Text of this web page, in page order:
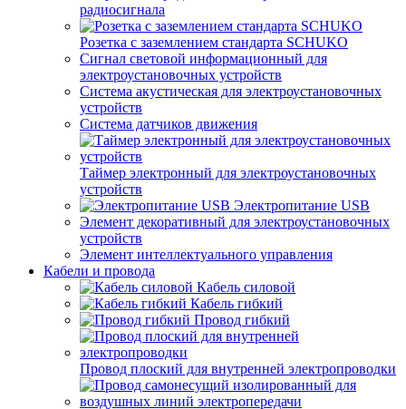
радиосигнала
Розетка с заземлением стандарта SCHUKO
Сигнал световой информационный для
электроустановочных устройств
Система акустическая для электроустановочных
устройств
Система датчиков движения
Таймер электронный для электроустановочных
устройств
Электропитание USB
Элемент декоративный для электроустановочных
устройств
Элемент интеллектуального управления
Кабели и провода
Кабель силовой
Кабель гибкий
Провод гибкий
Провод плоский для внутренней электропроводки